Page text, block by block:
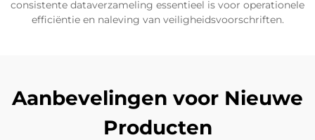
consistente dataverzameling essentieel is voor operationele
efficiëntie en naleving van veiligheidsvoorschriften.
Aanbevelingen voor Nieuwe
Producten